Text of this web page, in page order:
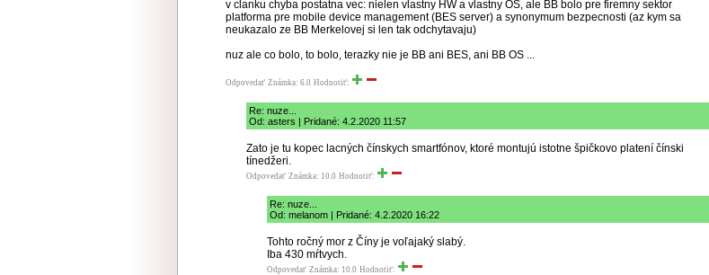
v clanku chyba postatna vec: nielen vlastny HW a vlastny OS, ale BB bolo pre firemny sektor
platforma pre mobile device management (BES server) a synonymum bezpecnosti (az kym sa
neukazalo ze BB Merkelovej si len tak odchytavaju)
nuz ale co bolo, to bolo, terazky nie je BB ani BES, ani BB OS ...
Odpovedať Známka: 6.0 Hodnotiť:
Re: nuze...
Od: asters | Pridané: 4.2.2020 11:57
Zato je tu kopec lacných čínskych smartfónov, ktoré montujú istotne špičkovo platení čínski
tínedžeri.
Odpovedať Známka: 10.0 Hodnotiť:
Re: nuze...
Od: melanom | Pridané: 4.2.2020 16:22
Tohto ročný mor z Číny je voľajaký slabý.
Iba 430 mŕtvych.
Odpovedať Známka: 10.0 Hodnotiť: